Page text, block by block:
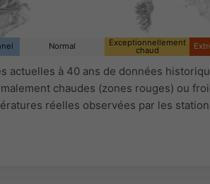
Normal Exceptionnellement
chaud
actuelles à 40 ans de données
chaudes (zones rouges) ou
réelles observées par les